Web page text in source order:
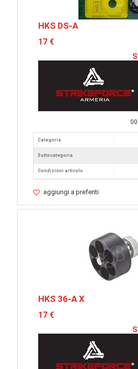
HKS DS-A
17 €
Categoria
Sottocategoria
Condizioni articolo
aggiungi a preferiti
HKS 36-A X
17 €